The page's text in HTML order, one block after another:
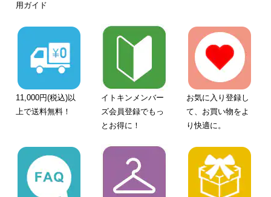
用ガイド
11,000円(税込)以
上で送料無料！
イトキンメンバー
ズ会員登録でもっ
とお得に！
お気に入り登録し
て、お買い物をよ
り快適に。